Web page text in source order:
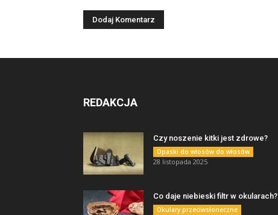
REDAKCJA
Czy noszenie kitki jest zdrowe?
Opaski do włosów do włosów
28 listopada 2025
Co daje niebieski filtr w okularach?
Okulary przeciwsłoneczne